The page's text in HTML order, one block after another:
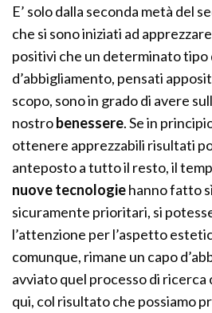
E’ solo dalla seconda metà del
che si sono iniziati ad
positivi che un determinato tipo
d’abbigliamento, pensati
scopo, sono in grado di avere
nostrobenessere. Se in
ottenere apprezzabili risultati
anteposto a tutto il resto, il
nuove tecnologiehanno fatto
sicuramente prioritari, si
l’attenzione per l’aspetto
comunque, rimane un capo
avviato quel processo di ricerca
qui, col risultato che possiamo